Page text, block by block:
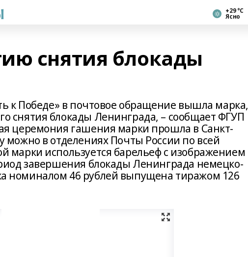
+29 °С
Ясно
снятия блокады
к Победе» в почтовое обращение вышла марка,
снятия блокады Ленинграда, – сообщает ФГУП
церемония гашения марки прошла в Санкт-
можно в отделениях Почты России по всей
марки используется барельеф с изображением
завершения блокады Ленинграда немецко-
номиналом 46 рублей выпущена тиражом 126